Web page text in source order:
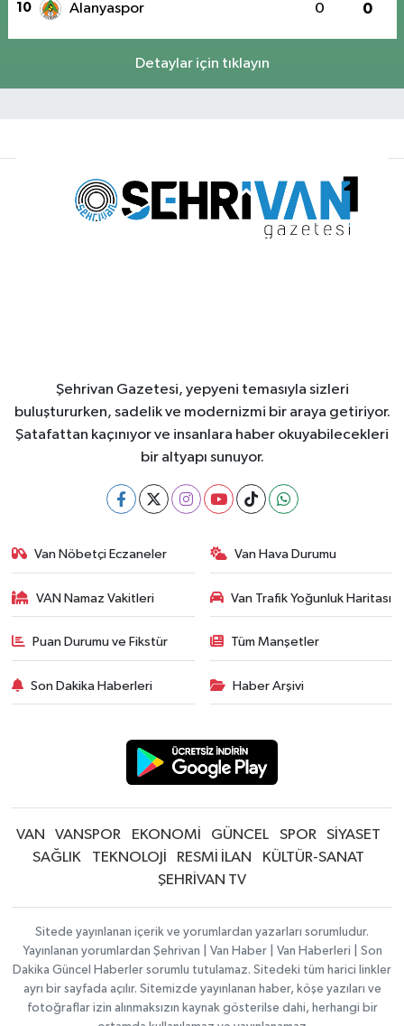
10 Alanyaspor 0 0
Detaylar için tıklayın
Şehrivan Gazetesi, yepyeni temasıyla sizleri
buluştururken, sadelik ve modernizmi bir araya getiriyor.
Şatafattan kaçınıyor ve insanlara haber okuyabilecekleri
bir altyapı sunuyor.
Van Nöbetçi Eczaneler Van Hava Durumu
VAN Namaz Vakitleri Van Trafik Yoğunluk Haritası
Puan Durumu ve Fikstür Tüm Manşetler
Son Dakika Haberleri Haber Arşivi
VAN VANSPOR EKONOMİ GÜNCEL SPOR
SİYASET
SAĞLIK
TEKNOLOJİ RESMİ İLAN
KÜLTÜR-SANAT
ŞEHRİVAN TV
Sitede yayınlanan içerik ve yorumlardan yazarları sorumludur.
Yayınlanan yorumlardan Şehrivan | Van Haber | Van Haberleri | Son
Dakika Güncel Haberler sorumlu tutulamaz. Sitedeki tüm harici linkler
ayrı bir sayfada açılır. Sitemizde yayınlanan haber, köşe yazıları ve
fotoğraflar izin alınmaksızın kaynak gösterilse dahi, herhangi bir